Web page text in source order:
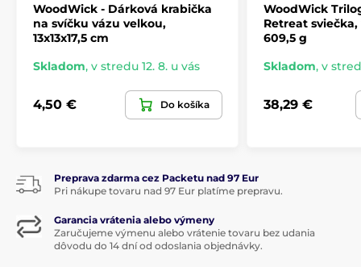
WoodWick - Dárková krabička
na svíčku vázu velkou,
13x13x17,5 cm
Skladom, v stredu 12. 8. u vás
4,50 € Do košíka
WoodWick
Retreat
609,5 g
Skladom, v
38,29 €
Preprava zdarma cez Packetu nad 97 Eur
Pri nákupe tovaru nad 97 Eur platíme prepravu.
Garancia vrátenia alebo výmeny
Zaručujeme výmenu alebo vrátenie tovaru bez udania
dôvodu do 14 dní od odoslania objednávky.